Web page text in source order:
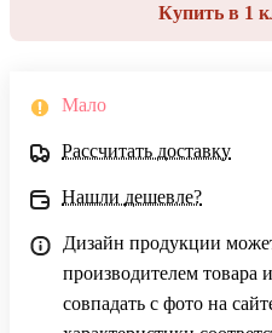
Купить в 1
Мало
Рассчитать доставку
Нашли дешевле?
Дизайн продукции
производителем товара
совпадать с фото на